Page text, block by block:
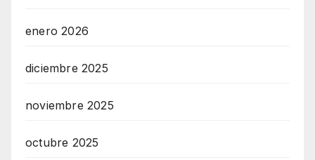
enero 2026
diciembre 2025
noviembre 2025
octubre 2025